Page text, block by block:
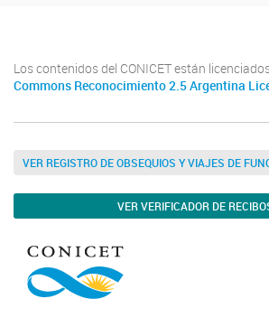
Los contenidos del CONICET están
Commons Reconocimiento 2.5 Argentina
VER REGISTRO DE OBSEQUIOS Y VIAJES DE
VER VERIFICADOR DE